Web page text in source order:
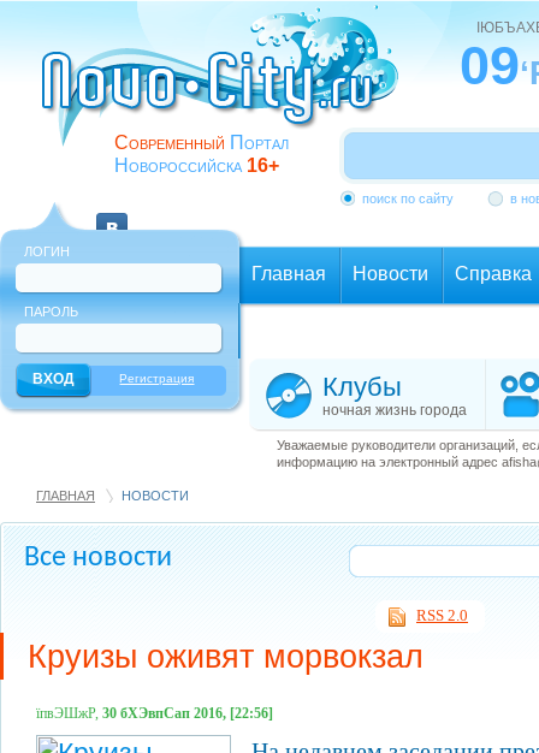
Современный Портал
Новороссийска 16+
09
поиск по сайту в
ЛОГИН
ПАРОЛЬ
Регистрация
Главная Новости Справка
Клубы
ночная жизнь города
Уважаемые руководители организаций,
информацию на электронный адрес
ГЛАВНАЯ НОВОСТИ
Все новости
RSS 2.0
Круизы оживят морвокзал
їпвЭШжР, 30 бХЭвпСап 2016, [22:56]